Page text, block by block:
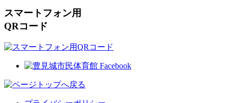
スマートフォン用
QRコード